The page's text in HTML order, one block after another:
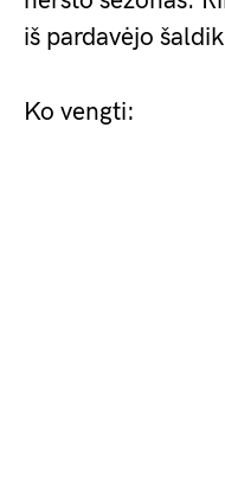
iš pardavėjo
Ko vengti: